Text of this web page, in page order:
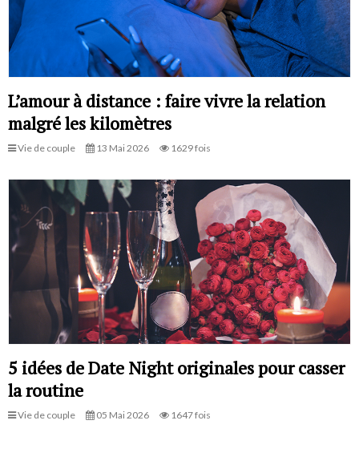
L’amour à distance : faire vivre la relation
malgré les kilomètres
Vie de couple 13 Mai 2026 1629 fois
5 idées de Date Night originales pour casser
la routine
Vie de couple 05 Mai 2026 1647 fois